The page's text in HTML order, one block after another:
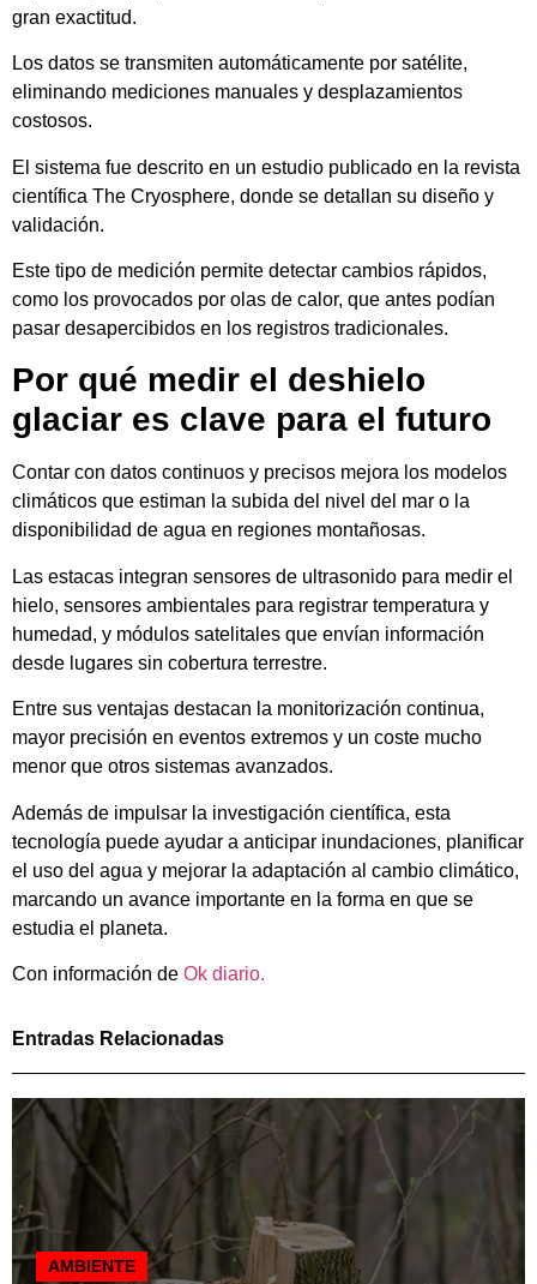
gran exactitud.
Los datos se transmiten automáticamente por satélite,
eliminando mediciones manuales y desplazamientos
costosos.
El sistema fue descrito en un estudio publicado en la revista
científica The Cryosphere, donde se detallan su diseño y
validación.
Este tipo de medición permite detectar cambios rápidos,
como los provocados por olas de calor, que antes podían
pasar desapercibidos en los registros tradicionales.
Por qué medir el deshielo
glaciar es clave para el futuro
Contar con datos continuos y precisos mejora los modelos
climáticos que estiman la subida del nivel del mar o la
disponibilidad de agua en regiones montañosas.
Las estacas integran sensores de ultrasonido para medir el
hielo, sensores ambientales para registrar temperatura y
humedad, y módulos satelitales que envían información
desde lugares sin cobertura terrestre.
Entre sus ventajas destacan la monitorización continua,
mayor precisión en eventos extremos y un coste mucho
menor que otros sistemas avanzados.
Además de impulsar la investigación científica, esta
tecnología puede ayudar a anticipar inundaciones, planificar
el uso del agua y mejorar la adaptación al cambio climático,
marcando un avance importante en la forma en que se
estudia el planeta.
Con información de Ok diario.
Entradas Relacionadas
AMBIENTE